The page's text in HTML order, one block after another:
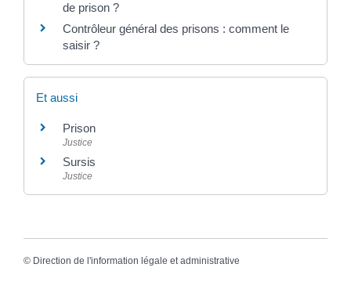
de prison ?
Contrôleur général des prisons : comment le
saisir ?
Et aussi
Prison
Justice
Sursis
Justice
© Direction de l'information légale et administrative